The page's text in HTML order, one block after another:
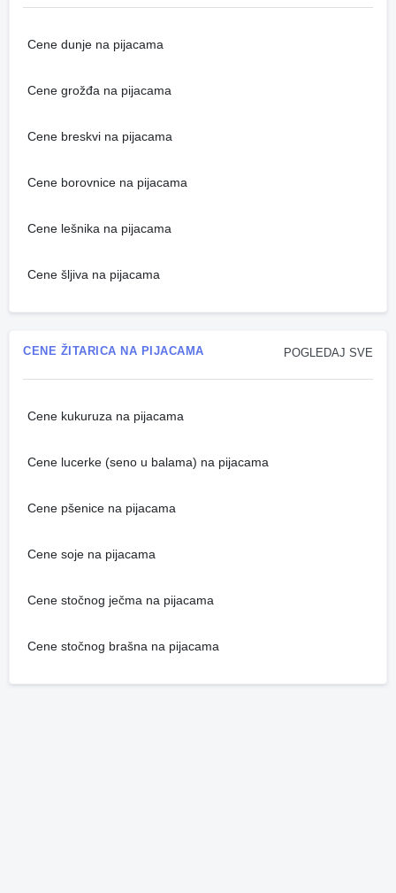
Cene dunje na pijacama
Cene grožđa na pijacama
Cene breskvi na pijacama
Cene borovnice na pijacama
Cene lešnika na pijacama
Cene šljiva na pijacama
POGLEDAJ SVE
CENE ŽITARICA NA PIJACAMA
Cene kukuruza na pijacama
Cene lucerke (seno u balama) na pijacama
Cene pšenice na pijacama
Cene soje na pijacama
Cene stočnog ječma na pijacama
Cene stočnog brašna na pijacama